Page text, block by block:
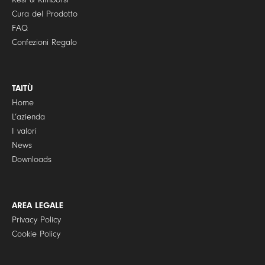
Cura del Prodotto
FAQ
Confezioni Regalo
TAITÙ
Home
L’azienda
I valori
News
Downloads
AREA LEGALE
Privacy Policy
Cookie Policy